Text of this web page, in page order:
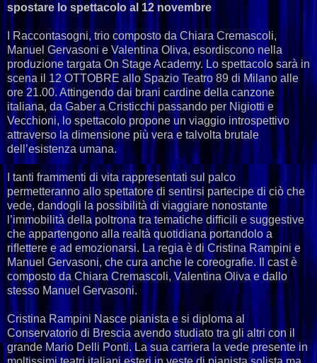
spostare lo spettacolo al 12 novembre
I Raccontasogni, trio composto da Chiara Cremascoli,
Manuel Gervasoni e Valentina Oliva, esordiscono nella
produzione targata On Stage Academy. Lo spettacolo sarà in
scena il 12 OTTOBRE allo Spazio Teatro 89 di Milano alle
ore 21.00. Attingendo dai brani cardine della canzone
italiana, da Gaber a Cristicchi passando per Nigiotti e
Vecchioni, lo spettacolo propone un viaggio introspettivo
attraverso la dimensione più vera e talvolta brutale
dell’esistenza umana.
I tanti frammenti di vita rappresentati sul palco
permetteranno allo spettatore di sentirsi partecipe di ciò che
vede, dandogli la possibilità di viaggiare nonostante
l’immobilità della poltrona tra tematiche difﬁcili e suggestive
che appartengono alla realtà quotidiana portandolo a
riﬂettere e ad emozionarsi. La regia è di Cristina Rampini e
Manuel Gervasoni, che cura anche le coreograﬁe. Il cast è
composto da Chiara Cremascoli, Valentina Oliva e dallo
stesso Manuel Gervasoni.
Cristina Rampini Nasce pianista e si diploma al
Conservatorio di Brescia avendo studiato tra gli altri con il
grande Mario Delli Ponti. La sua carriera la vede presente in